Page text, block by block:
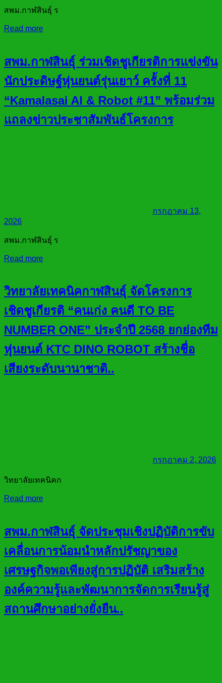
สพม.กาฬสินธุ์ ร
Read more
สพม.กาฬสินธุ์ ร่วมเชิดชูเกียรติการแข่งขัน
นักประดิษฐ์หุ่นยนต์รุ่นเยาว์ ครั้งที่ 11
“Kamalasai AI & Robot #11” พร้อมร่วม
แถลงข่าวประชาสัมพันธ์โครงการ
กรกฎาคม 13,
2026
สพม.กาฬสินธุ์ ร
Read more
วิทยาลัยเทคนิคกาฬสินธุ์ จัดโครงการ
เชิดชูเกียรติ “คนเก่ง คนดี TO BE
NUMBER ONE” ประจำปี 2568 ยกย่องทีม
หุ่นยนต์ KTC DINO ROBOT สร้างชื่อ
เสียงระดับนานาชาติ..
กรกฎาคม 2, 2026
วิทยาลัยเทคนิคก
Read more
สพม.กาฬสินธุ์ จัดประชุมเชิงปฏิบัติการขับ
เคลื่อนการน้อมนำหลักปรัชญาของ
เศรษฐกิจพอเพียงสู่การปฏิบัติ เสริมสร้าง
องค์ความรู้และพัฒนาการจัดการเรียนรู้สู่
สถานศึกษาอย่างยั่งยืน..